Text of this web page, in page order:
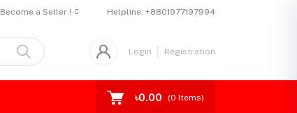
Become a Seller ! Helpline: +8801977197994
Login Registration
৳0.00 (0 Items)